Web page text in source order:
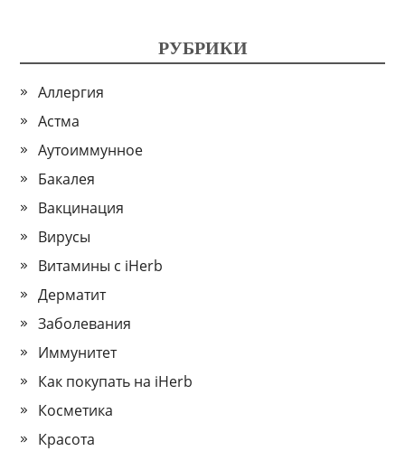
РУБРИКИ
Аллергия
Астма
Аутоиммунное
Бакалея
Вакцинация
Вирусы
Витамины с iHerb
Дерматит
Заболевания
Иммунитет
Как покупать на iHerb
Косметика
Красота